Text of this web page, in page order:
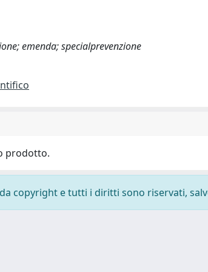
emenda; specialprevenzione
prodotto.
copyright e tutti i diritti sono riservati,